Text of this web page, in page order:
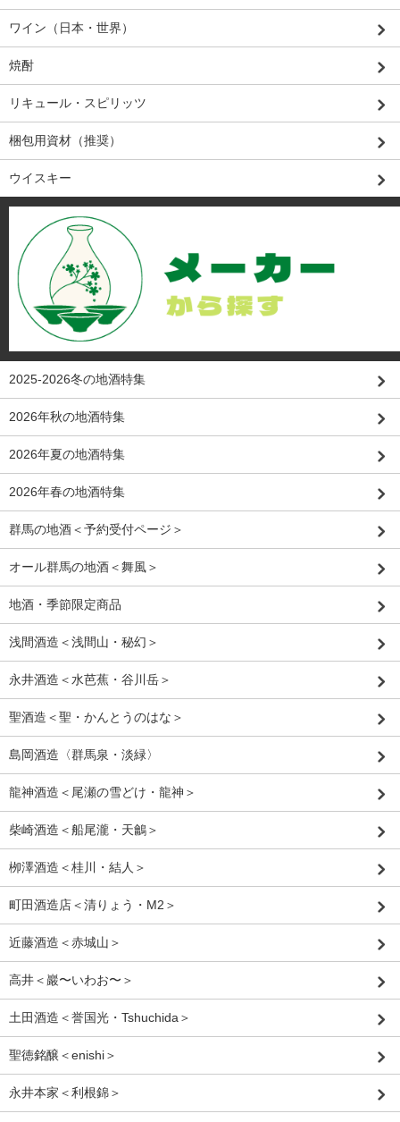
ワイン（日本・世界）
焼酎
リキュール・スピリッツ
梱包用資材（推奨）
ウイスキー
2025-2026冬の地酒特集
2026年秋の地酒特集
2026年夏の地酒特集
2026年春の地酒特集
群馬の地酒＜予約受付ページ＞
オール群馬の地酒＜舞風＞
地酒・季節限定商品
浅間酒造＜浅間山・秘幻＞
永井酒造＜水芭蕉・谷川岳＞
聖酒造＜聖・かんとうのはな＞
島岡酒造〈群馬泉・淡緑〉
龍神酒造＜尾瀬の雪どけ・龍神＞
柴崎酒造＜船尾瀧・天鸙＞
栁澤酒造＜桂川・結人＞
町田酒造店＜清りょう・M2＞
近藤酒造＜赤城山＞
高井＜巖〜いわお〜＞
土田酒造＜誉国光・Tshuchida＞
聖徳銘醸＜enishi＞
永井本家＜利根錦＞